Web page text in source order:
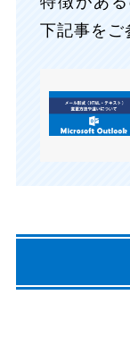
下記事をご